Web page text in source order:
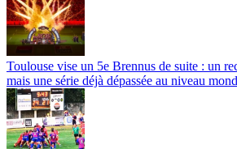
Toulouse vise un 5e Brennus de suite : un
mais une série déjà dépassée au niveau